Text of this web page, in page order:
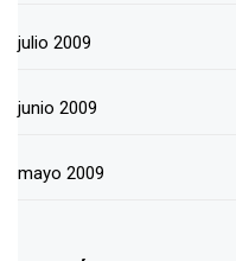
julio 2009
junio 2009
mayo 2009